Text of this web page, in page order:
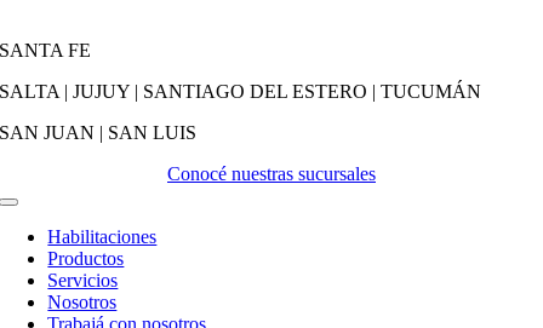
SANTA FE
SALTA | JUJUY | SANTIAGO DEL ESTERO | TUCUMÁN
SAN JUAN | SAN LUIS
Conocé nuestras sucursales
Activar
Navegación
Habilitaciones
Productos
Servicios
Nosotros
Trabajá con nosotros